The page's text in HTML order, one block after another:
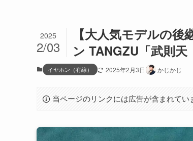
【大人気モデルの
ン TANGZU「武則
2025
2/03
イヤホン（有線） 2025年2月3日 かじかじ
当ページのリンクには広告が含まれてい